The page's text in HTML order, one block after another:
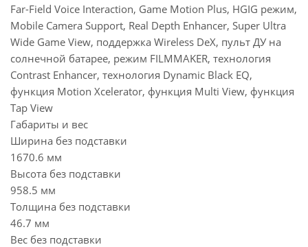
Far-Field Voice Interaction, Game Motion Plus, HGIG режим,
Mobile Camera Support, Real Depth Enhancer, Super Ultra
Wide Game View, поддержка Wireless DeX, пульт ДУ на
солнечной батарее, режим FILMMAKER, технология
Contrast Enhancer, технология Dynamic Black EQ,
функция Motion Xcelerator, функция Multi View, функция
Tap View
Габариты и вес
Ширина без подставки
1670.6 мм
Высота без подставки
958.5 мм
Толщина без подставки
46.7 мм
Вес без подставки